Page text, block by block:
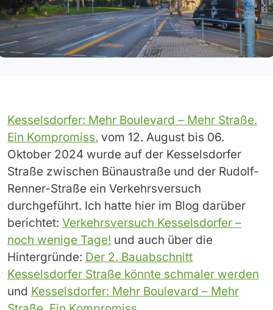
Kesselsdorfer: Mehr Boulevard – Mehr Straße.
Ein Kompromiss. vom 12. August bis 06.
Oktober 2024 wurde auf der Kesselsdorfer
Straße zwischen Bünaustraße und der Rudolf-
Renner-Straße ein Verkehrsversuch
durchgeführt. Ich hatte hier im Blog darüber
berichtet: Verkehrsversuch Kesselsdorfer –
noch wenige Tage! und auch über die
Hintergründe: Der 2. Bauabschnitt
Kesselsdorfer Straße könnte schmaler werden
und Kesselsdorfer: Mehr Boulevard – Mehr